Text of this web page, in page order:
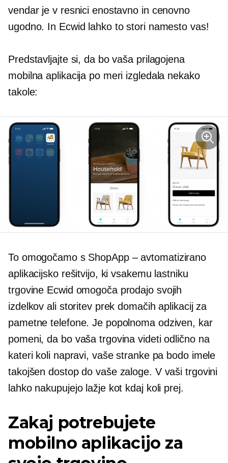
vendar je v resnici enostavno in cenovno
ugodno. In Ecwid lahko to stori namesto vas!
Predstavljajte si, da bo vaša prilagojena
mobilna aplikacija po meri izgledala nekako
takole:
To omogočamo s ShopApp – avtomatizirano
aplikacijsko rešitvijo, ki vsakemu lastniku
trgovine Ecwid omogoča prodajo svojih
izdelkov ali storitev prek domačih aplikacij za
pametne telefone. Je popolnoma odziven, kar
pomeni, da bo vaša trgovina videti odlično na
kateri koli napravi, vaše stranke pa bodo imele
takojšen dostop do vaše zaloge. V vaši trgovini
lahko nakupujejo lažje kot kdaj koli prej.
Zakaj potrebujete
mobilno aplikacijo za